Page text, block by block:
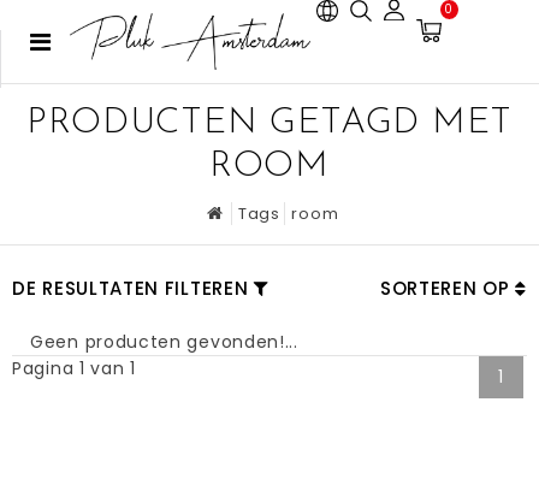
0
PRODUCTEN GETAGD MET
ROOM
Tags room
DE RESULTATEN FILTEREN SORTEREN OP
Geen producten gevonden!...
Pagina 1 van 1
1